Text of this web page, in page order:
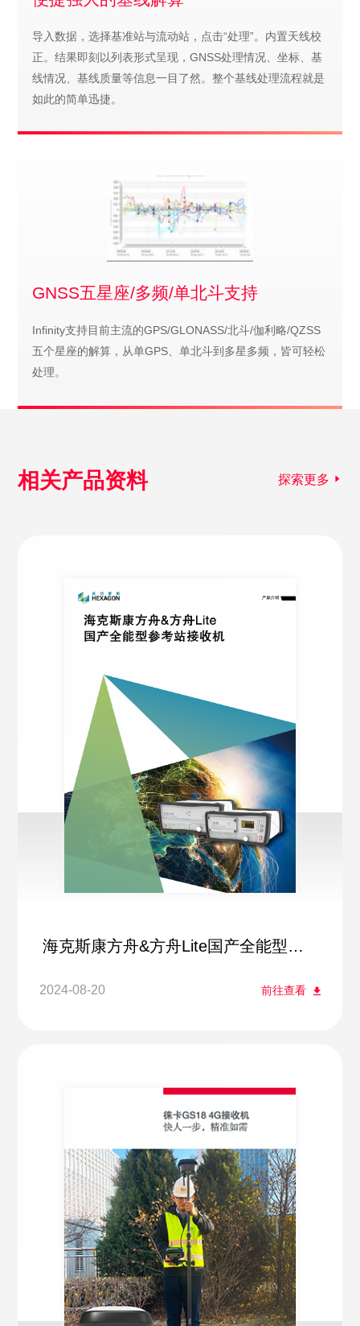
导入数据，选择基准站与流动站，点击“处理”。内置天线校
正。结果即刻以列表形式呈现，GNSS处理情况、坐标、基
线情况、基线质量等信息一目了然。整个基线处理流程就是
如此的简单迅捷。
GNSS五星座/多频/单北斗支持
Infinity支持目前主流的GPS/GLONASS/北斗/伽利略/QZSS
五个星座的解算，从单GPS、单北斗到多星多频，皆可轻松
处理。
相关产品资料 探索更多
海克斯康方舟&方舟Lite国产全能型参
2024-08-20 前往查看